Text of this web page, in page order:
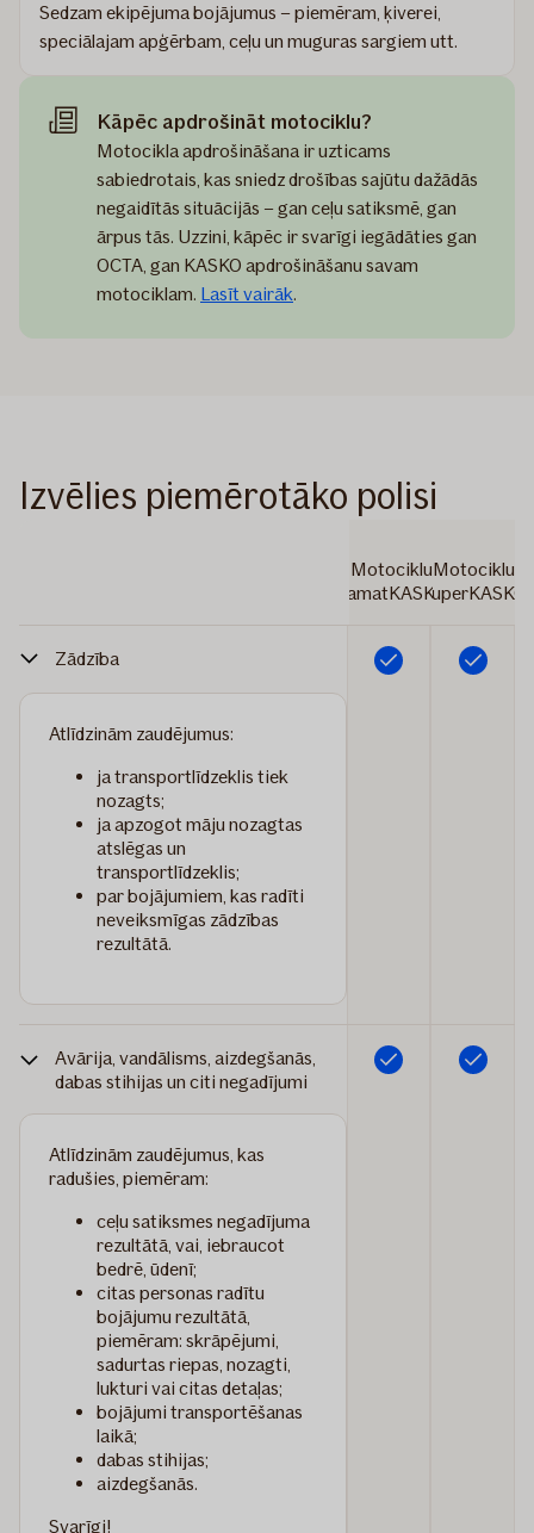
Sedzam ekipējuma bojājumus – piemēram, ķiverei,
speciālajam apģērbam, ceļu un muguras sargiem utt.
Kāpēc apdrošināt motociklu?
Motocikla apdrošināšana ir uzticams
sabiedrotais, kas sniedz drošības sajūtu dažādās
negaidītās situācijās – gan ceļu satiksmē, gan
ārpus tās. Uzzini, kāpēc ir svarīgi iegādāties gan
OCTA, gan KASKO apdrošināšanu savam
motociklam. Lasīt vairāk.
Izvēlies piemērotāko polisi
Motociklu
PamatKASKO
Motociklu
SuperKASKO
Zādzība
Atlīdzinām zaudējumus:
ja transportlīdzeklis tiek
nozagts;
ja apzogot māju nozagtas
atslēgas un
transportlīdzeklis;
par bojājumiem, kas radīti
neveiksmīgas zādzības
rezultātā.
Iekļauts Iekļauts
Avārija, vandālisms, aizdegšanās,
dabas stihijas un citi negadījumi
Atlīdzinām zaudējumus, kas
radušies, piemēram:
ceļu satiksmes negadījuma
rezultātā, vai, iebraucot
bedrē, ūdenī;
citas personas radītu
bojājumu rezultātā,
piemēram: skrāpējumi,
sadurtas riepas, nozagti,
lukturi vai citas detaļas;
bojājumi transportēšanas
laikā;
dabas stihijas;
aizdegšanās.
Svarīgi!
Iekļauts Iekļauts